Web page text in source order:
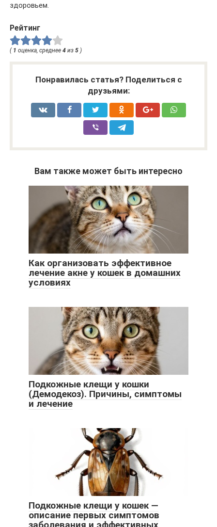
здоровьем.
Рейтинг
( 1 оценка, среднее 4 из 5 )
Понравилась статья? Поделиться с
друзьями:
Вам также может быть интересно
Как организовать эффективное
лечение акне у кошек в домашних
условиях
Подкожные клещи у кошки
(Демодекоз). Причины, симптомы
и лечение
Подкожные клещи у кошек —
описание первых симптомов